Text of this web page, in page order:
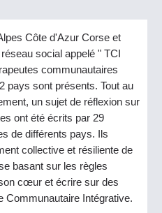
Côte d'Azur Corse et
social appelé " TCI
communautaires
pays sont présents. Tout au
un sujet de réflexion sur
ont été écrits par 29
de différents pays. Ils
collective et résiliente de
basant sur les règles
cœur et écrire sur des
Communautaire Intégrative.